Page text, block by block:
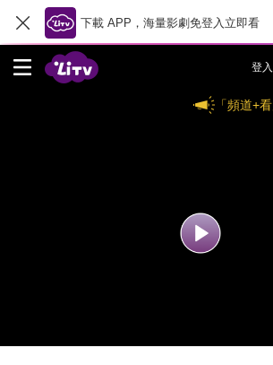
下載 APP，海量影劇免登入立即看
登
「頻道+